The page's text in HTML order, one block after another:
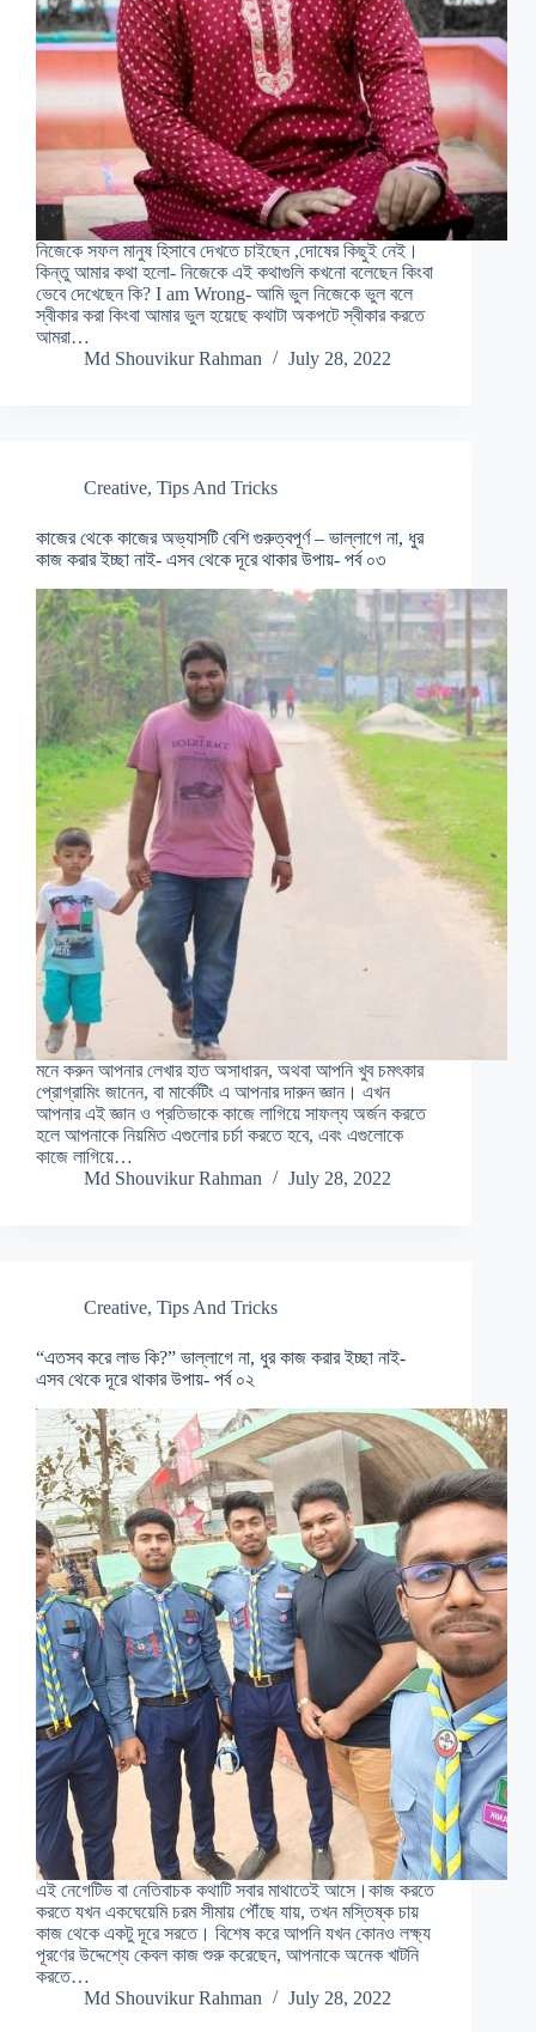
নিজেকে সফল মানুষ হিসাবে দেখতে চাইছেন ,দোষের কিছুই নেই।
কিন্তু আমার কথা হলো- নিজেকে এই কথাগুলি কখনো বলেছেন কিংবা
ভেবে দেখেছেন কি? I am Wrong- আমি ভুল নিজেকে ভুল বলে
স্বীকার করা কিংবা আমার ভুল হয়েছে কথাটা অকপটে স্বীকার করতে
আমরা…
Md Shouvikur Rahman
July 28, 2022
Creative, Tips And Tricks
কাজের থেকে কাজের অভ্যাসটি বেশি গুরুত্বপূর্ণ – ভাল্লাগে না, ধুর
কাজ করার ইচ্ছা নাই- এসব থেকে দূরে থাকার উপায়- পর্ব ০৩
মনে করুন আপনার লেখার হাত অসাধারন, অথবা আপনি খুব চম‌ৎকার
প্রোগ্রামিং জানেন, বা মার্কেটিং এ আপনার দারুন জ্ঞান। এখন
আপনার এই জ্ঞান ও প্রতিভাকে কাজে লাগিয়ে সাফল্য অর্জন করতে
হলে আপনাকে নিয়মিত এগুলোর চর্চা করতে হবে, এবং এগুলোকে
কাজে লাগিয়ে…
Md Shouvikur Rahman
July 28, 2022
Creative, Tips And Tricks
“এতসব করে লাভ কি?” ভাল্লাগে না, ধুর কাজ করার ইচ্ছা নাই-
এসব থেকে দূরে থাকার উপায়- পর্ব ০২
এই নেগেটিভ বা নেতিবাচক কথাটি সবার মাথাতেই আসে।কাজ করতে
করতে যখন একঘেয়েমি চরম সীমায় পৌঁছে যায়, তখন মস্তিষ্ক চায়
কাজ থেকে একটু দূরে সরতে। বিশেষ করে আপনি যখন কোনও লক্ষ্য
পূরণের উদ্দেশ্যে কেবল কাজ শুরু করেছেন, আপনাকে অনেক খাটনি
করতে…
Md Shouvikur Rahman
July 28, 2022